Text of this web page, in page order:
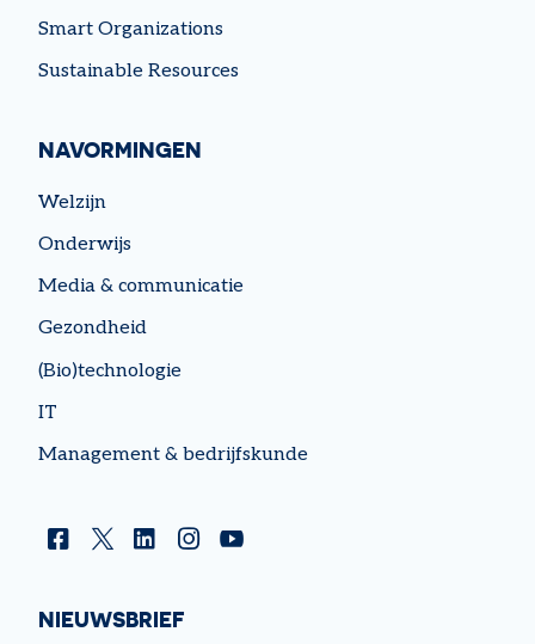
Smart Organizations
Sustainable Resources
NAVORMINGEN
Welzijn
Onderwijs
Media & communicatie
Gezondheid
(Bio)technologie
IT
Management & bedrijfskunde
NIEUWSBRIEF